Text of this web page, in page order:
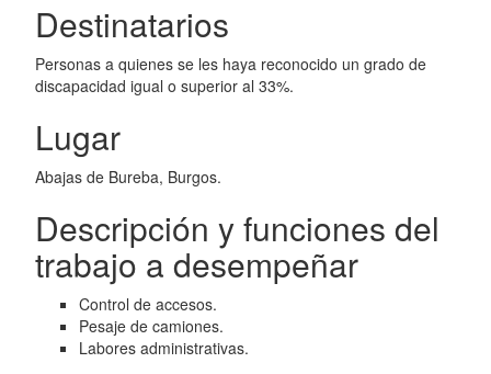
Destinatarios
Personas a quienes se les haya reconocido un grado de
discapacidad igual o superior al 33%.
Lugar
Abajas de Bureba, Burgos.
Descripción y funciones del
trabajo a desempeñar
Control de accesos.
Pesaje de camiones.
Labores administrativas.